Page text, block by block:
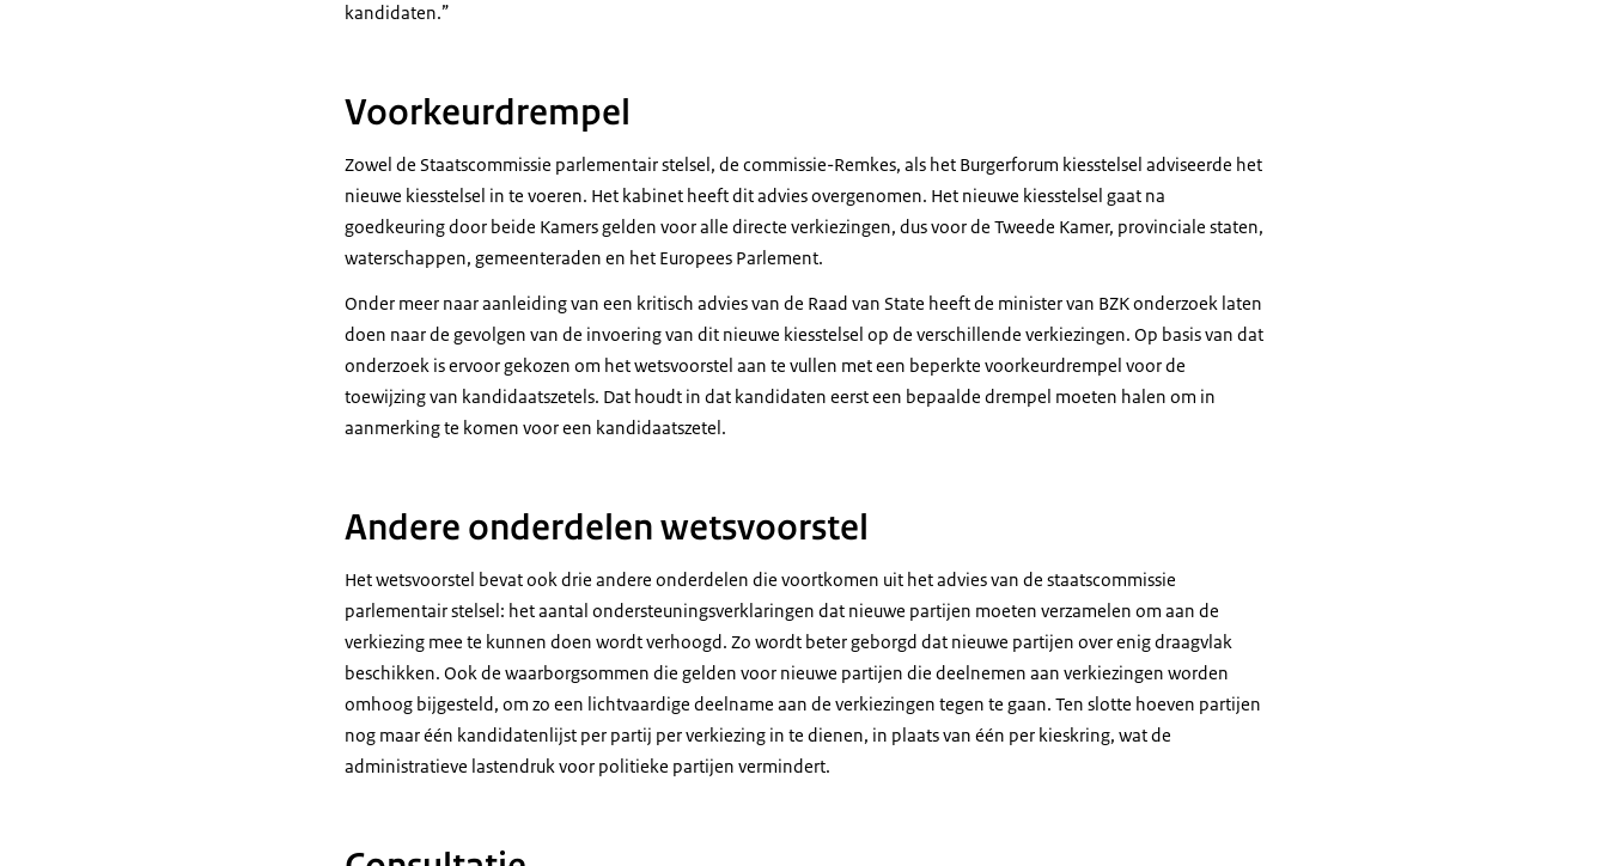
kandidaten.”
Voorkeurdrempel
Zowel de Staatscommissie parlementair stelsel, de commissie-Remkes, als het Burgerforum kiesstelsel adviseerde het
nieuwe kiesstelsel in te voeren. Het kabinet heeft dit advies overgenomen. Het nieuwe kiesstelsel gaat na
goedkeuring door beide Kamers gelden voor alle directe verkiezingen, dus voor de Tweede Kamer, provinciale staten,
waterschappen, gemeenteraden en het Europees Parlement.
Onder meer naar aanleiding van een kritisch advies van de Raad van State heeft de minister van BZK onderzoek laten
doen naar de gevolgen van de invoering van dit nieuwe kiesstelsel op de verschillende verkiezingen. Op basis van dat
onderzoek is ervoor gekozen om het wetsvoorstel aan te vullen met een beperkte voorkeurdrempel voor de
toewijzing van kandidaatszetels. Dat houdt in dat kandidaten eerst een bepaalde drempel moeten halen om in
aanmerking te komen voor een kandidaatszetel.
Andere onderdelen wetsvoorstel
Het wetsvoorstel bevat ook drie andere onderdelen die voortkomen uit het advies van de staatscommissie
parlementair stelsel: het aantal ondersteuningsverklaringen dat nieuwe partijen moeten verzamelen om aan de
verkiezing mee te kunnen doen wordt verhoogd. Zo wordt beter geborgd dat nieuwe partijen over enig draagvlak
beschikken. Ook de waarborgsommen die gelden voor nieuwe partijen die deelnemen aan verkiezingen worden
omhoog bijgesteld, om zo een lichtvaardige deelname aan de verkiezingen tegen te gaan. Ten slotte hoeven partijen
nog maar één kandidatenlijst per partij per verkiezing in te dienen, in plaats van één per kieskring, wat de
administratieve lastendruk voor politieke partijen vermindert.